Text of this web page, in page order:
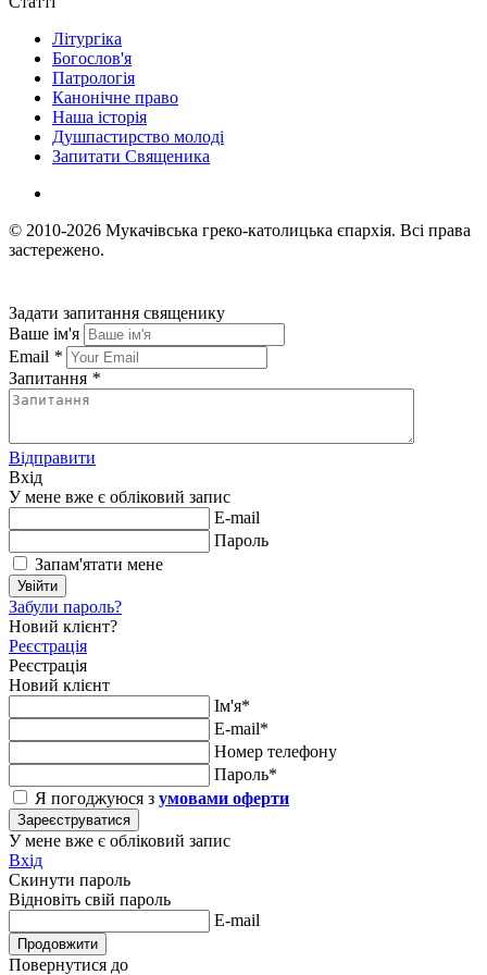
Літургіка
Богослов'я
Патрологія
Канонічне право
Наша історія
Душпастирство молоді
Запитати Священика
© 2010-2026 Мукачівська греко-католицька єпархія. Всі права
застережено.
Задати запитання священику
Ваше ім'я
Email *
Запитання *
Відправити
Вхід
У мене вже є обліковий запис
E-mail
Пароль
Запам'ятати мене
Увійти
Забули пароль?
Новий клієнт?
Реєстрація
Реєстрація
Новий клієнт
Ім'я*
E-mail*
Номер телефону
Пароль*
Я погоджуюся з умовами оферти
Зареєструватися
У мене вже є обліковий запис
Вхід
Скинути пароль
Відновіть свій пароль
E-mail
Продовжити
Повернутися до